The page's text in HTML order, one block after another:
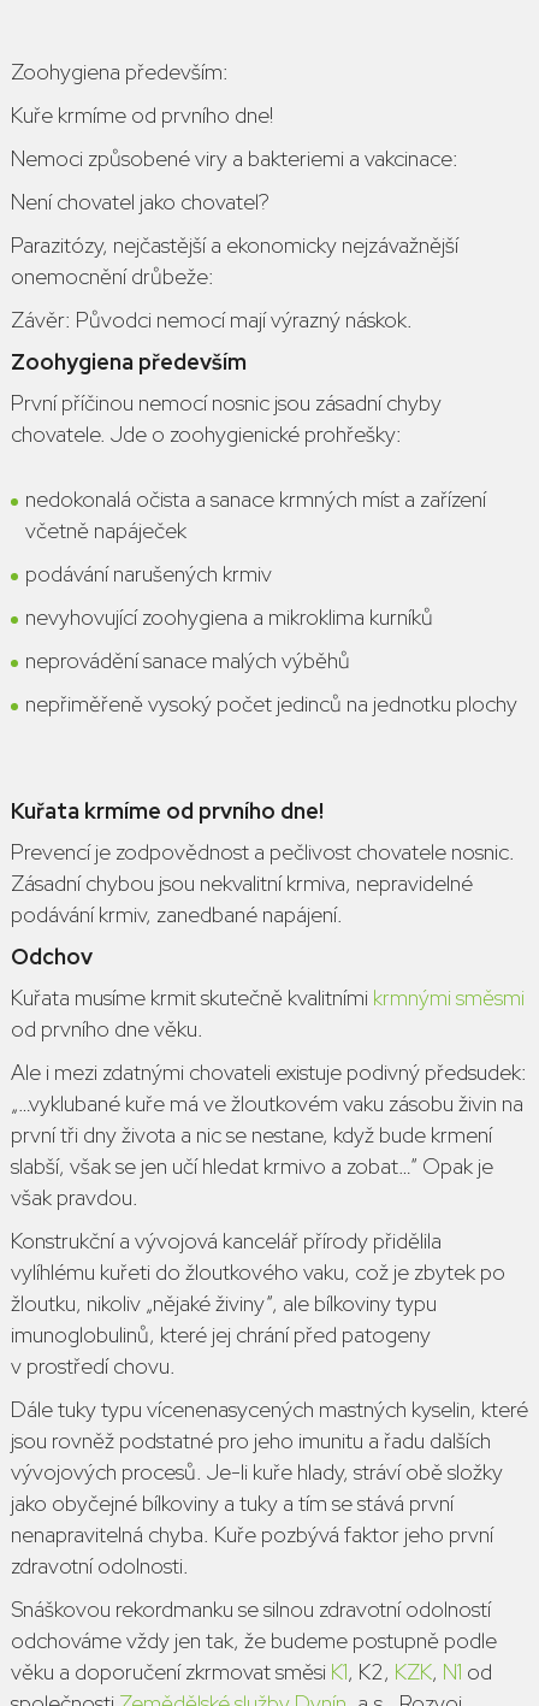
Zoohygiena především:
Kuře krmíme od prvního dne!
Nemoci způsobené viry a bakteriemi a vakcinace:
Není chovatel jako chovatel?
Parazitózy, nejčastější a ekonomicky nejzávažnější
onemocnění drůbeže:
Závěr: Původci nemocí mají výrazný náskok.
Zoohygiena především
První příčinou nemocí nosnicjsou zásadní chyby
chovatele. Jde o zoohygienické prohřešky:
nedokonalá očista a sanace krmných míst a zařízení
včetně napáječek
podávání narušených krmiv
nevyhovující zoohygiena a mikroklima kurníků
neprovádění sanace malých výběhů
nepřiměřeně vysoký počet jedinců na jednotku plochy
Kuřata krmíme od prvního dne!
Prevencí je zodpovědnost a pečlivost chovatele nosnic.
Zásadní chybou jsou nekvalitní krmiva, nepravidelné
podávání krmiv, zanedbané napájení.
Odchov
Kuřata musíme krmit skutečně kvalitními krmnými směsmi
od prvního dne věku.
Ale i mezi zdatnými chovateli existuje podivný předsudek:
„…vyklubané kuře má ve žloutkovém vaku zásobu živin na
první tři dny života a nic se nestane, když bude krmení
slabší, však se jen učí hledat krmivo a zobat…“ Opak je
však pravdou.
Konstrukční a vývojová kancelář přírody přidělila
vylíhlému kuřeti do žloutkového vaku, což je zbytek po
žloutku, nikoliv „nějaké živiny“, ale bílkoviny typu
imunoglobulinů, které jej chrání před patogeny
v prostředí chovu.
Dále tuky typu vícenenasycených mastných kyselin, které
jsou rovněž podstatné pro jeho imunitu a řadu dalších
vývojových procesů. Je-li kuře hlady, stráví obě složky
jako obyčejné bílkoviny a tuky a tím se stává první
nenapravitelná chyba. Kuře pozbývá faktor jeho první
zdravotní odolnosti.
Snáškovou rekordmanku se silnou zdravotní odolností
odchováme vždy jen tak, že budeme postupně podle
věku a doporučení zkrmovat směsi K1, K2, KZK, N1 od